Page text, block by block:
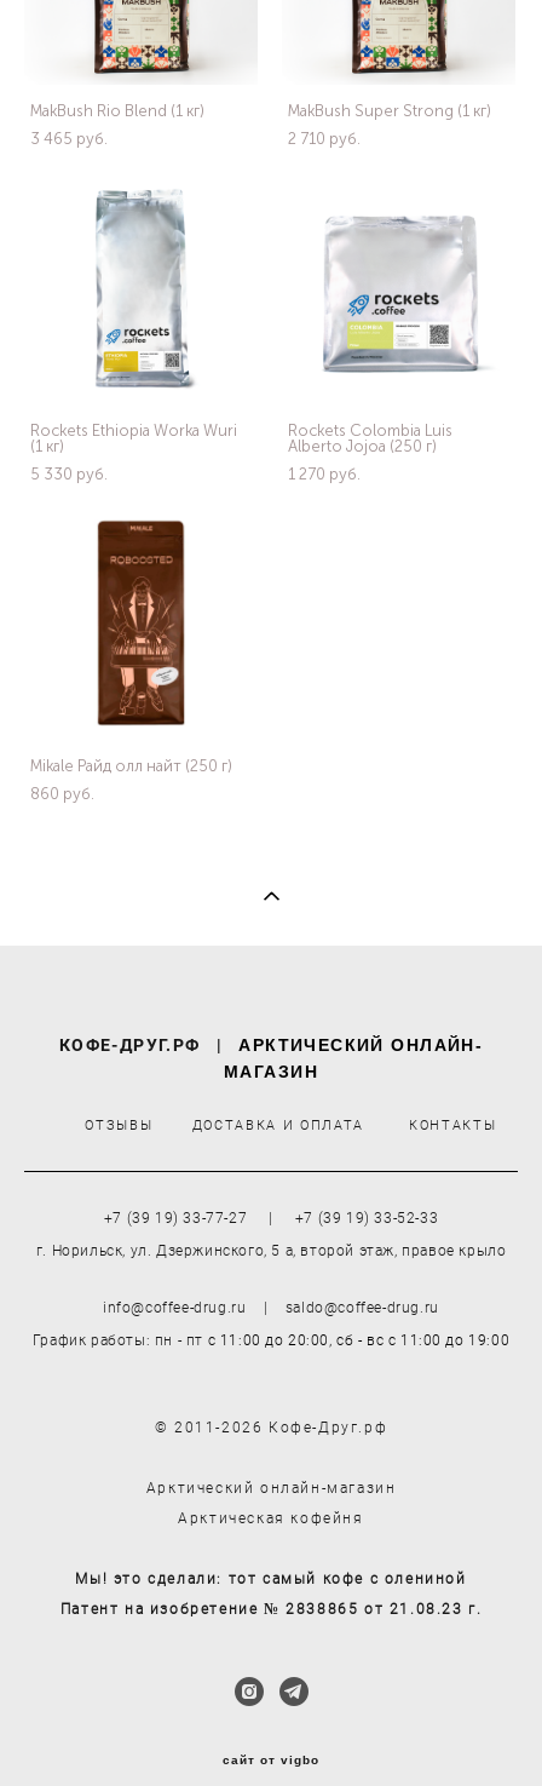
MakBush Rio Blend (1 кг)
3 465 pуб.
MakBush Super Strong (1 кг)
2 710 pуб.
Rockets Ethiopia Worka Wuri
(1 кг)
5 330 pуб.
Rockets Colombia Luis
Alberto Jojoa (250 г)
1 270 pуб.
Mikale Райд олл найт (250 г)
860 pуб.
КОФЕ-ДРУГ.РФ |
АРКТИЧЕСКИЙ ОНЛАЙН-
МАГАЗИН
ОТЗЫВЫ ДОСТАВКА И ОПЛАТА КОНТАКТЫ
+7 (39 19) 33-77-27 | +7 (39 19) 33-52-33
г. Норильск, ул. Дзержинского, 5 а, второй этаж, правое крыло
info@coffee-drug.ru | saldo@coffee-drug.ru
График работы: пн - пт с 11:00 до 20:00,сб - вс с 11:00 до 19:00
© 2011-2026 Кофе-Друг.рф
Арктический онлайн-магазин
Арктическая кофейня
Мы! это сделали: тот самый кофе с олениной
Патент на изобретение № 2838865 от 21.08.23 г.
сайт от vigbo